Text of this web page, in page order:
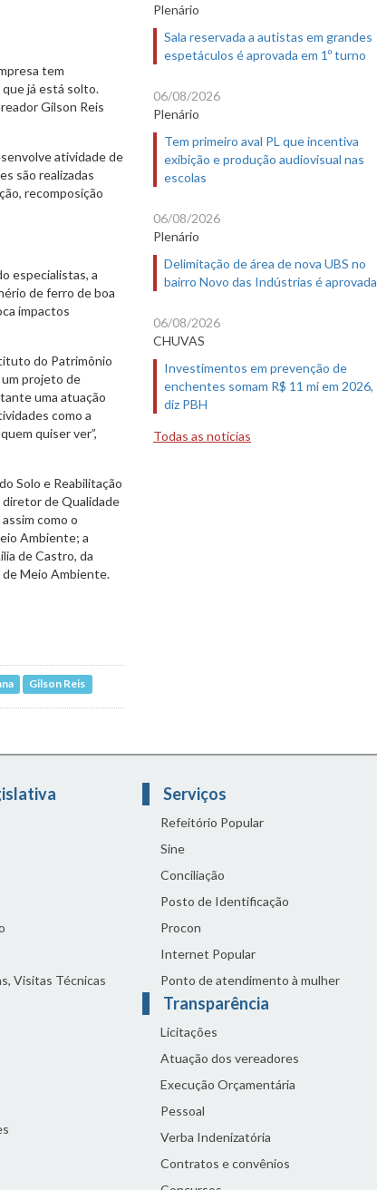
tem
que já está solto.
Gilson Reis
atividade de
são realizadas
recomposição
especialistas, a
de ferro de boa
impactos
do Patrimônio
projeto de
uma atuação
como a
quiser ver”,
Solo e Reabilitação
diretor de Qualidade
como o
Ambiente; a
de Castro, da
Meio Ambiente.
Gilson Reis
Plenário
Sala reservada a autistas em grandes
espetáculos é aprovada em 1º turno
06/08/2026
Plenário
Tem primeiro aval PL que incentiva
exibição e produção audiovisual nas
escolas
06/08/2026
Plenário
Delimitação de área de nova UBS no
bairro Novo das Indústrias é aprovada
06/08/2026
CHUVAS
Investimentos em prevenção de
enchentes somam R$ 11 mi em 2026,
diz PBH
Todas as notícias
Visitas Técnicas
Serviços
Refeitório Popular
Sine
Conciliação
Posto de Identificação
Procon
Internet Popular
Ponto de atendimento à mulher
Transparência
Licitações
Atuação dos vereadores
Execução Orçamentária
Pessoal
Verba Indenizatória
Contratos e convênios